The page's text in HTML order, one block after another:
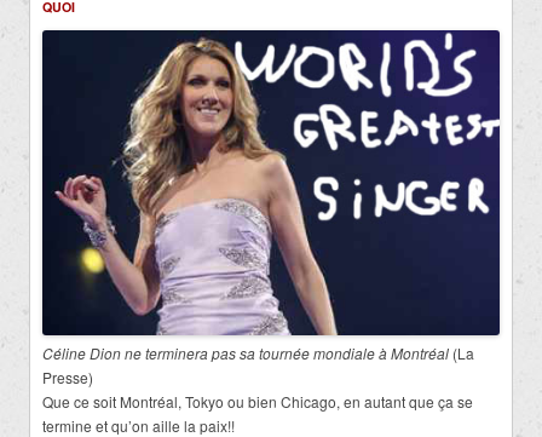
QUOI
Céline Dion ne terminera pas sa tournée mondiale à Montréal (La
Presse)
Que ce soit Montréal, Tokyo ou bien Chicago, en autant que ça se
termine et qu’on aille la paix!!